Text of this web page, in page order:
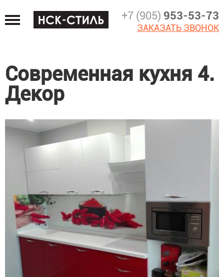
to
navigation
+7 (905) 953-53-73
ЗАКАЗАТЬ ЗВОНОК
Современная кухня 4.
Декор